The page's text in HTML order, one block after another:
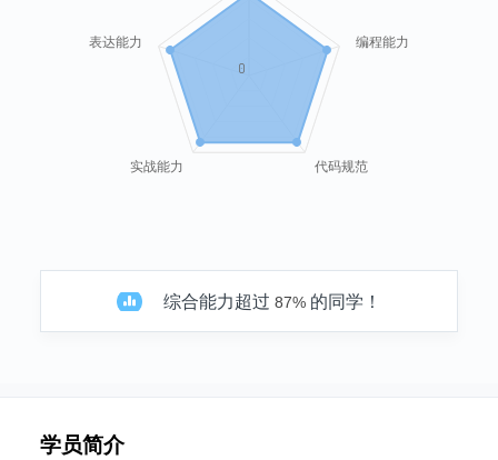
编程能力
代码规范
实战能力
表达能力
0
综合能力超过 87%的同学！
学员简介